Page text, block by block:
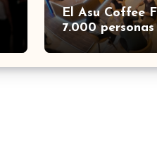
El Asu Coffee
7.000